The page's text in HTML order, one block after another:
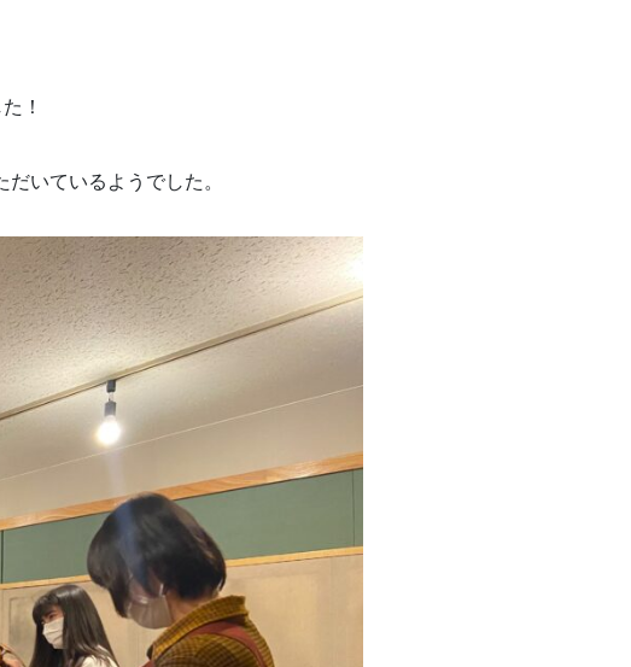
！
いているようでした。